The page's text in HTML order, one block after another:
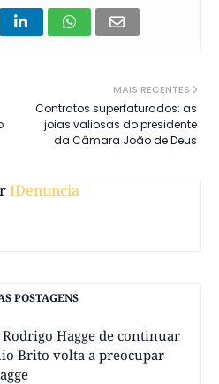
MAIS RECENTES
Contratos superfaturados: as
joias valiosas do presidente
da Câmara João de Deus
IDenuncia
POSTAGENS
Rodrigo Hagge de continuar
Brito volta a preocupar